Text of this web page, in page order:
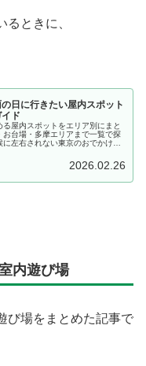
ときに、
の日に行きたい屋内スポット
ド
屋内スポットをエリア別にまと
お台場・多摩エリアまで一覧で探
左右されない東京のおでかけ先
2026.02.26
内遊び場
び場をまとめた記事で